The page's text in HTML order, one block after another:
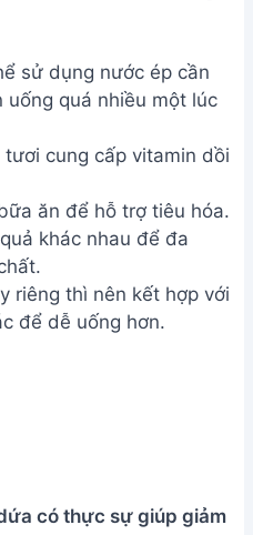
cung cấp vitamin dồi
ăn để hỗ trợ tiêu hóa.
khác nhau để đa
riêng thì nên kết hợp với
để dễ uống hơn.
có thực sự giúp giảm
giảm cân nhờ hàm
cảm giác no và thúc
Tuy nhiên, nó chỉ là một
lành mạnh, cần kết